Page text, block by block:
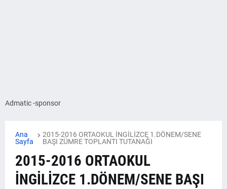
Admatic -sponsor
Ana
Sayfa
2015-2016 ORTAOKUL İNGİLİZCE 1.DÖNEM/SENE
BAŞI ZÜMRE TOPLANTI TUTANAĞI
2015-2016 ORTAOKUL
İNGİLİZCE 1.DÖNEM/SENE BAŞI